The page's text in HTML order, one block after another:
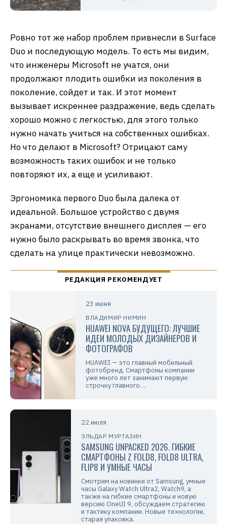
Ровно тот же набор проблем привнесли в Surface
Duo и последующую модель. То есть мы видим,
что инженеры Microsoft не учатся, они
продолжают плодить ошибки из поколения в
поколение, сойдет и так. И этот момент
вызывает искреннее раздражение, ведь сделать
хорошо можно с легкостью, для этого только
нужно начать учиться на собственных ошибках.
Но что делают в Microsoft? Отрицают саму
возможность таких ошибок и не только
повторяют их, а еще и усиливают.
Эргономика первого Duo была далека от
идеальной. Большое устройство с двумя
экранами, отсутствие внешнего дисплея — его
нужно было раскрывать во время звонка, что
сделать на улице практически невозможно.
23 июня
ВЛАДИМИР НИМИН
HUAWEI NOVA БУДУЩЕГО: ЛУЧШИЕ
ИДЕИ МОЛОДЫХ ДИЗАЙНЕРОВ И
ФОТОГРАФОВ
HUAWEI — это главный мобильный
фотобренд. Смартфоны компании
уже много лет занимают первую
строчку главного…
22 июля
ЭЛЬДАР МУРТАЗИН
SAMSUNG UNPACKED 2026. ГИБКИЕ
СМАРТФОНЫ Z FOLD8, FOLD8 ULTRA,
FLIP8 И УМНЫЕ ЧАСЫ
Смотрим на новинки от Samsung, умные
часы Galaxy Watch Ultra2, Watch9, а
также на гибкие смартфоны и новую
версию OneUI 9, обсуждаем стратегию
и тактику компании. Новые технологии,
старая упаковка.